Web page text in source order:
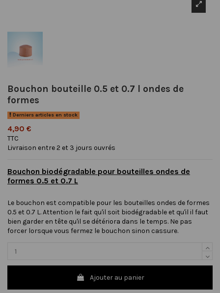
Bouchon bouteille 0.5 et 0.7 l ondes de
formes
Derniers articles en stock
4,90 €
TTC
Livraison entre 2 et 3 jours ouvrés
Bouchon biodégradable pour bouteilles ondes de
formes 0.5 et 0.7 L
Le bouchon est compatible pour les bouteilles ondes de formes
0.5 et 0.7 L. Attention le fait qu'il soit biodégradable et qu'il il faut
bien garder en tête qu'il se détériora dans le temps. Ne pas
forcer lorsque vous fermez le bouchon sinon cassure.
Ajouter au panier